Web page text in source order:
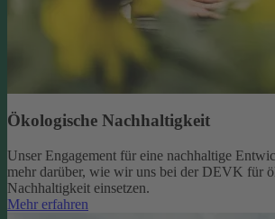
Ökologische Nachhaltigkeit
Unser Engagement für eine nachhaltige
mehr darüber, wie wir uns bei der DEVK für
Nachhaltigkeit einsetzen.
Mehr erfahren